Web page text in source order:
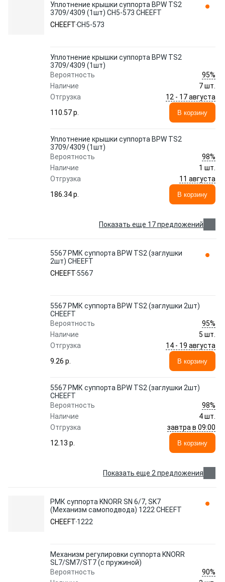
Уплотнение крышки суппорта BPW TS2
3709/4309 (1шт) CH5-573 CHEEFT
CHEEFTCH5-573
Уплотнение крышки суппорта BPW TS2
3709/4309 (1шт)
Вероятность
95%
Наличие
7 шт.
Отгрузка
12 - 17 августа
110.57 p.
В корзину
Уплотнение крышки суппорта BPW TS2
3709/4309 (1шт)
Вероятность
98%
Наличие
1 шт.
Отгрузка
11 августа
186.34 p.
В корзину
Показать еще 17 предложений
5567 РМК суппорта BPW TS2 (заглушки
2шт) CHEEFT
CHEEFT 5567
5567 РМК суппорта BPW TS2 (заглушки 2шт)
CHEEFT
Вероятность
95%
Наличие
5 шт.
Отгрузка
14 - 19 августа
9.26 p.
В корзину
5567 РМК суппорта BPW TS2 (заглушки 2шт)
CHEEFT
Вероятность
98%
Наличие
4 шт.
Отгрузка
завтра в 09:00
12.13 p.
В корзину
Показать еще 2 предложения
РМК суппорта KNORR SN 6/7, SK7
(Механизм самоподвода) 1222 CHEEFT
CHEEFT 1222
Механизм регулировки суппорта KNORR
SL7/SM7/ST7 (с пружиной)
Вероятность
90%